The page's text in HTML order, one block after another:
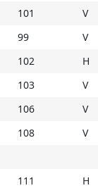
101 V
99 V
102 H
103 V
106 V
108 V
111 H